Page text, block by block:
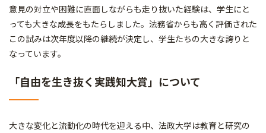
意見の対立や困難に直面しながらも走り抜いた経験は、学生にと
っても大きな成長をもたらしました。法務省からも高く評価された
この試みは次年度以降の継続が決定し、学生たちの大きな誇りと
なっています。
「自由を生き抜く実践知大賞」について
大きな変化と流動化の時代を迎える中、法政大学は教育と研究の